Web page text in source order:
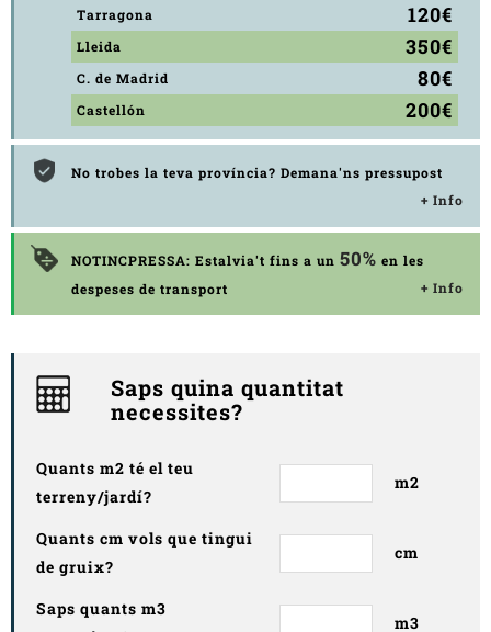
Tarragona 120€
Lleida 350€
C. de Madrid 80€
Castellón 200€
No trobes la teva província? Demana'ns pressupost
+ Info
NOTINCPRESSA: Estalvia't fins a un 50% en les
despeses de transport
+ Info
Saps quina quantitat
necessites?
Quants m2 té el teu
terreny/jardí?
m2
Quants cm vols que tingui
de gruix?
cm
Saps quants m3
m3